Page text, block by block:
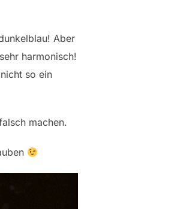
Aber
harmonisch!
so ein
machen.